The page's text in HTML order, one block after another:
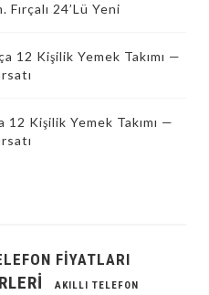
24’Lü Yeni
12 Kişilik Yemek Takımı —
Kişilik Yemek Takımı —
FIYATLARI
AKILLI TELEFON